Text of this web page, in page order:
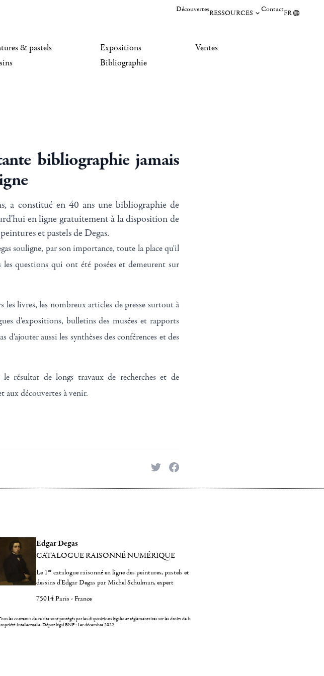
DécouvertesRESSOURCES ContactFR
& pastels
Expositions
Bibliographie
Ventes
bibliographie jamais
a constitué en 40 ans une bibliographie de
en ligne gratuitement à la disposition de
et pastels de Degas.
souligne, par son importance, toute la place qu'il
questions qui ont été posées et demeurent sur
les livres, les nombreux articles de presse surtout à
d'expositions, bulletins des musées et rapports
aussi les synthèses des conférences et des
résultat de longs travaux de recherches et de
aux découvertes à venir.
TwitterFacebook
Edgar Degas
CATALOGUE RAISONNÉ NUMÉRIQUE
Le 1er catalogue raisonné en ligne des peintures, pastels et
dessins d'Edgar Degas par Michel Schulman, expert
75014 Paris - France
les contenus de ce site sont protégés par les dispositions légales et réglementaires sur les droits de la
intellectuelle.Dépot légal BNF : 1er décembre 2022